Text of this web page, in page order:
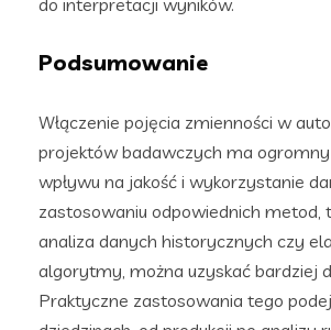
Podsumowanie
Włączenie pojęcia zmienności w
projektów badawczych ma ogromny
wpływu na jakość i wykorzystanie
zastosowaniu odpowiednich metod,
analiza danych historycznych czy
algorytmy, można uzyskać bardziej
Praktyczne zastosowania tego